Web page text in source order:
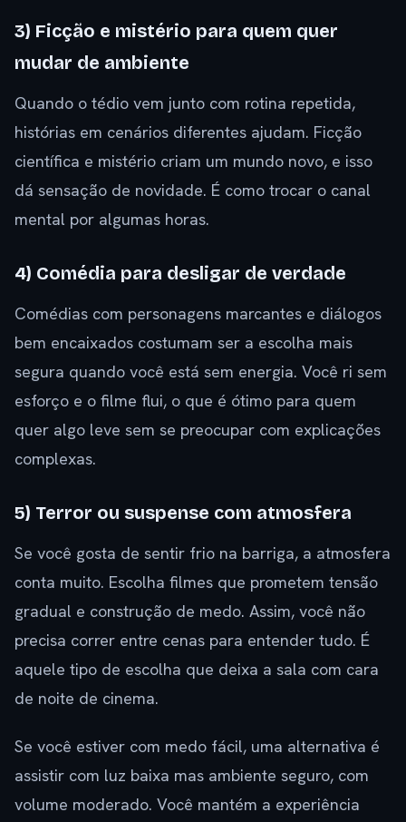
3) Ficção e mistério para quem quer
mudar de ambiente
Quando o tédio vem junto com rotina repetida,
histórias em cenários diferentes ajudam. Ficção
científica e mistério criam um mundo novo, e isso
dá sensação de novidade. É como trocar o canal
mental por algumas horas.
4) Comédia para desligar de verdade
Comédias com personagens marcantes e diálogos
bem encaixados costumam ser a escolha mais
segura quando você está sem energia. Você ri sem
esforço e o filme flui, o que é ótimo para quem
quer algo leve sem se preocupar com explicações
complexas.
5) Terror ou suspense com atmosfera
Se você gosta de sentir frio na barriga, a atmosfera
conta muito. Escolha filmes que prometem tensão
gradual e construção de medo. Assim, você não
precisa correr entre cenas para entender tudo. É
aquele tipo de escolha que deixa a sala com cara
de noite de cinema.
Se você estiver com medo fácil, uma alternativa é
assistir com luz baixa mas ambiente seguro, com
volume moderado. Você mantém a experiência